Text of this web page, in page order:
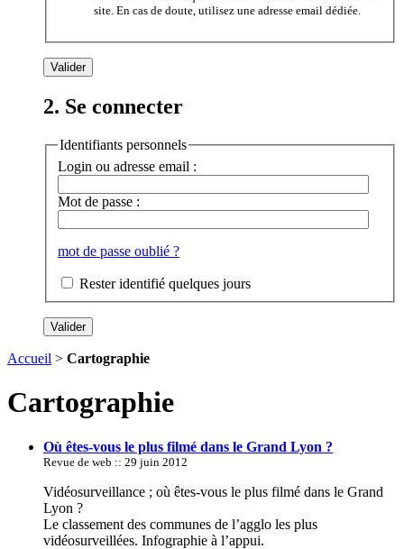
site. En cas de doute, utilisez une adresse email dédiée.
2. Se connecter
Identifiants personnels
Login ou adresse email :
Mot de passe :
mot de passe oublié ?
Rester identifié quelques jours
Accueil > Cartographie
Cartographie
Où êtes-vous le plus filmé dans le Grand Lyon ?
Revue de web :: 29 juin 2012
Vidéosurveillance ; où êtes-vous le plus filmé dans le Grand
Lyon ?
Le classement des communes de l’agglo les plus
vidéosurveillées. Infographie à l’appui.